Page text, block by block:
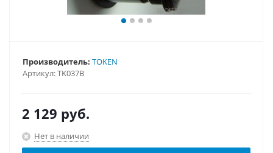
Артикул:TK037B
Производитель: TOKEN
2 129 руб.
Нет в наличии